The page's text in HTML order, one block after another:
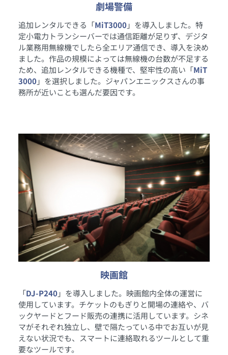
劇場警備
追加レンタルできる「MiT3000」を導入しました。特
定小電力トランシーバーでは通信距離が足りず、デジタ
ル業務用無線機でしたら全エリア通信でき、導入を決め
ました。作品の規模によっては無線機の台数が不足する
ため、追加レンタルできる機種で、堅牢性の高い「MiT
3000」を選択しました。ジャパンエニックスさんの事
務所が近いことも選んだ要因です。
映画館
「DJ-P240」を導入しました。映画館内全体の運営に
使用しています。チケットのもぎりと開場の連絡や、バ
ックヤードとフード販売の連携に活用しています。シネ
マがそれぞれ独立し、壁で隔たっている中でお互いが見
えない状況でも、スマートに連絡取れるツールとして重
要なツールです。